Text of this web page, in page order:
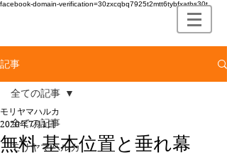
facebook-domain-verification=30zxcqbq7925t2mtt6tybfxatbs30t
記事
全ての記事
モリヤマハルカ
全ての記事
無料 基本位置と垂れ幕
モリヤマハルカ
2020年7月1日